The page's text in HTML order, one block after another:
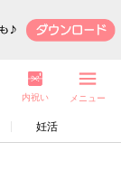
妊活
内祝い メニュー